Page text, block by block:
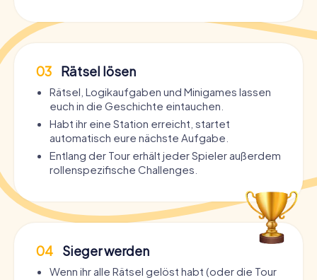
03 Rätsel lösen
Rätsel, Logikaufgaben und Minigames lassen
euch in die Geschichte eintauchen.
Habt ihr eine Station erreicht, startet
automatisch eure nächste Aufgabe.
Entlang der Tour erhält jeder Spieler außerdem
rollenspezifische Challenges.
04 Sieger werden
Wenn ihr alle Rätsel gelöst habt (oder die Tour